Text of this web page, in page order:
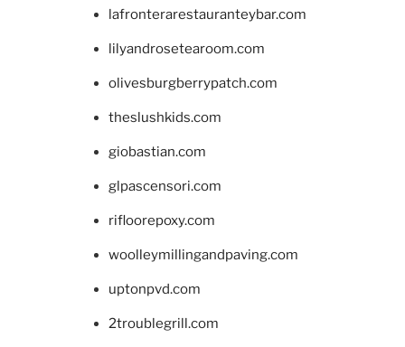
lafronterarestauranteybar.com
lilyandrosetearoom.com
olivesburgberrypatch.com
theslushkids.com
giobastian.com
glpascensori.com
rifloorepoxy.com
woolleymillingandpaving.com
uptonpvd.com
2troublegrill.com